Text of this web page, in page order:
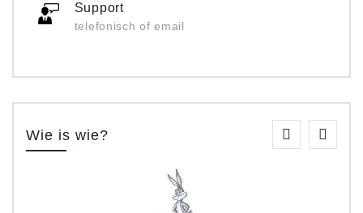
Support
telefonisch of email
Wie is wie?